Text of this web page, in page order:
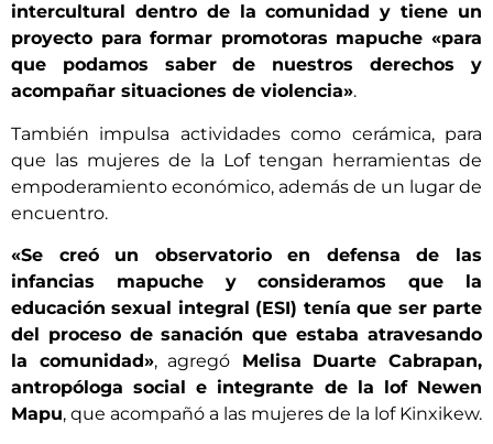
intercultural dentro de la comunidad y tiene un
proyecto para formar promotoras mapuche «para
que podamos saber de nuestros derechos y
acompañar situaciones de violencia».
También impulsa actividades como cerámica, para
que las mujeres de la Lof tengan herramientas de
empoderamiento económico, además de un lugar de
encuentro.
«Se creó un observatorio en defensa de las
infancias mapuche y consideramos que la
educación sexual integral (ESI) tenía que ser parte
del proceso de sanación que estaba atravesando
la comunidad», agregó Melisa Duarte Cabrapan,
antropóloga social e integrante de la lof Newen
Mapu, que acompañó a las mujeres de la lof Kinxikew.